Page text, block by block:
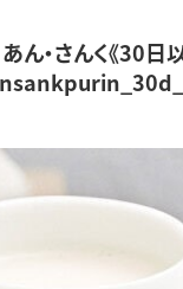
・さんく《30